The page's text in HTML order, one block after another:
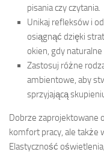
pisania czy czytania.
Unikaj refleksów i
osiągnąć dzięki
okien, gdy
Zastosuj różne
ambientowe, aby
sprzyjającą
Dobrze zaprojektowane
komfort pracy, ale także
Elastyczność